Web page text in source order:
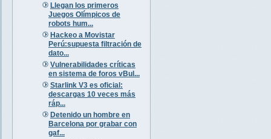
Llegan los primeros
Juegos Olímpicos de
robots hum...
Hackeo a Movistar
Perú:supuesta filtración de
dato...
Vulnerabilidades críticas
en sistema de foros vBul...
Starlink V3 es oficial:
descargas 10 veces más
ráp...
Detenido un hombre en
Barcelona por grabar con
gaf...